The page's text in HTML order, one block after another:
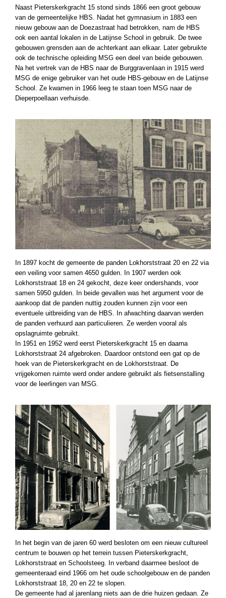
Naast Pieterskerkgracht 15 stond sinds 1866 een groot gebouw
van de gemeentelijke HBS. Nadat het gymnasium in 1883 een
nieuw gebouw aan de Doezastraat had betrokken, nam de HBS
ook een aantal lokalen in de Latijnse School in gebruik. De twee
gebouwen grensden aan de achterkant aan elkaar. Later gebruikte
ook de technische opleiding MSG een deel van beide gebouwen.
Na het vertrek van de HBS naar de Burggravenlaan in 1915 werd
MSG de enige gebruiker van het oude HBS-gebouw en de Latijnse
School. Ze kwamen in 1966 leeg te staan toen MSG naar de
Dieperpoellaan verhuisde.
In 1897 kocht de gemeente de panden Lokhorststraat 20 en 22 via
een veiling voor samen 4650 gulden. In 1907 werden ook
Lokhorststraat 18 en 24 gekocht, deze keer ondershands, voor
samen 5950 gulden. In beide gevallen was het argument voor de
aankoop dat de panden nuttig zouden kunnen zijn voor een
eventuele uitbreiding van de HBS. In afwachting daarvan werden
de panden verhuurd aan particulieren. Ze werden vooral als
opslagruimte gebruikt.
In 1951 en 1952 werd eerst Pieterskerkgracht 15 en daarna
Lokhorststraat 24 afgebroken. Daardoor ontstond een gat op de
hoek van de Pieterskerkgracht en de Lokhorststraat. De
vrijgekomen ruimte werd onder andere gebruikt als fietsenstalling
voor de leerlingen van MSG.
In het begin van de jaren 60 werd besloten om een nieuw cultureel
centrum te bouwen op het terrein tussen Pieterskerkgracht,
Lokhorststraat en Schoolsteeg. In verband daarmee besloot de
gemeenteraad eind 1966 om het oude schoolgebouw en de panden
Lokhorststraat 18, 20 en 22 te slopen.
De gemeente had al jarenlang niets aan de drie huizen gedaan. Ze